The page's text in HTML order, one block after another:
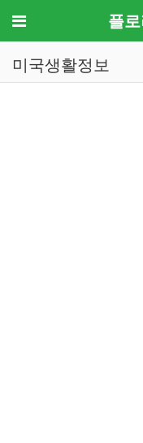
메뉴 플
미국생활정보